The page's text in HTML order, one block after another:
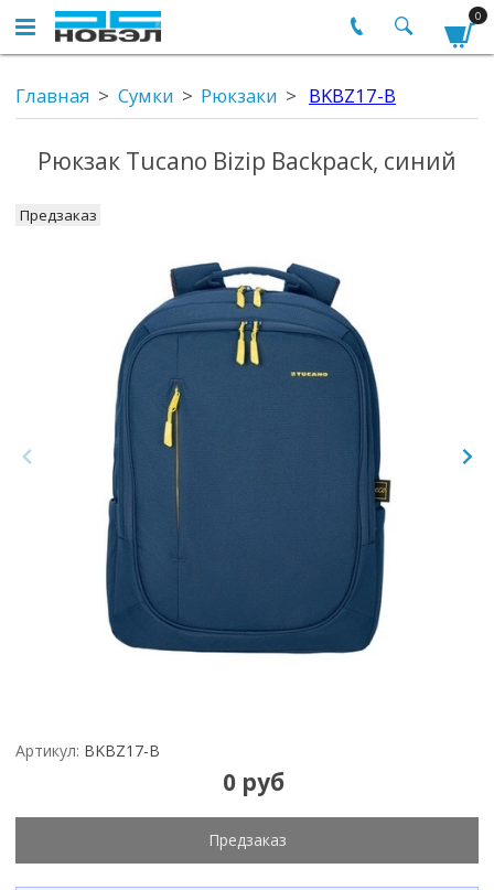
0
Главная Сумки Рюкзаки BKBZ17-B
Рюкзак Tucano Bizip Backpack, синий
Предзаказ
Артикул: BKBZ17-B
0 руб
Предзаказ